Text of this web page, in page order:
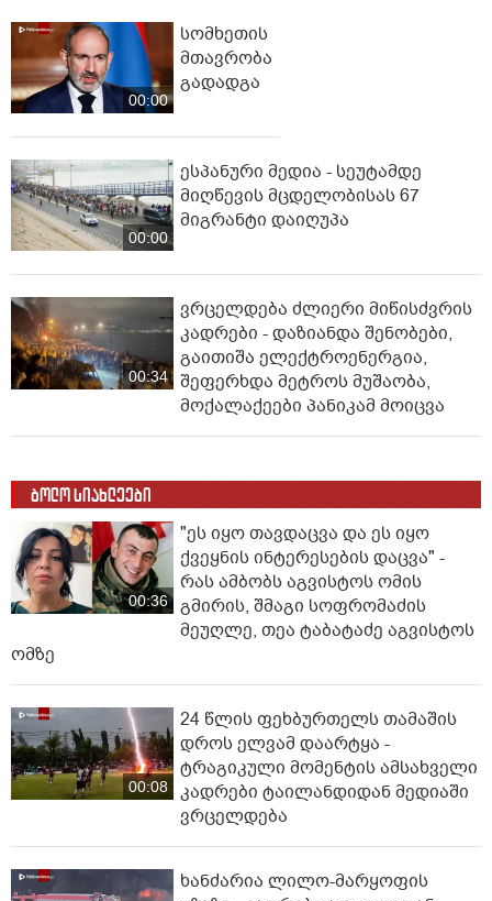
00:00
სომხეთის
მთავრობა
გადადგა
00:00
ესპანური მედია - სეუტამდე
მიღწევის მცდელობისას 67
მიგრანტი დაიღუპა
00:34
ვრცელდება ძლიერი მიწისძვრის
კადრები - დაზიანდა შენობები,
გაითიშა ელექტროენერგია,
შეფერხდა მეტროს მუშაობა,
მოქალაქეები პანიკამ მოიცვა
ბოლო სიახლეები
00:36
"ეს იყო თავდაცვა და ეს იყო
ქვეყნის ინტერესების დაცვა" -
რას ამბობს აგვისტოს ომის
გმირის, შმაგი სოფრომაძის
მეუღლე, თეა ტაბატაძე აგვისტოს
ომზე
00:08
24 წლის ფეხბურთელს თამაშის
დროს ელვამ დაარტყა -
ტრაგიკული მომენტის ამსახველი
კადრები ტაილანდიდან მედიაში
ვრცელდება
ხანძარია ლილო-მარყოფის